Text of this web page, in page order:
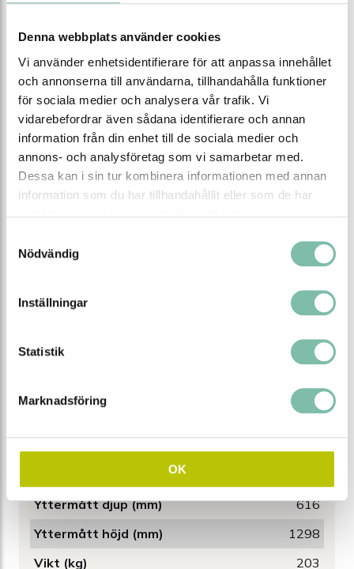
Denna webbplats använder cookies
Vi använder enhetsidentifierare för att anpassa innehållet
och annonserna till användarna, tillhandahålla funktioner
för sociala medier och analysera vår trafik. Vi
vidarebefordrar även sådana identifierare och annan
information från din enhet till de sociala medier och
annons- och analysföretag som vi samarbetar med.
Dessa kan i sin tur kombinera informationen med annan
information som du har tillhandahållit eller som de har
Nödvändig
Inställningar
Statistik
Marknadsföring
OK
motståndskraftig samt lättskött plastbeläggning. Skåpet
För obegränsad lagring av brandfarliga vätskor
Brandklass 90 minuter (EI 90 min. enligt SS EN 14470-
1)
Utrustat med 1 hyllplan och ett vätsketätt golvkar
med hålplåtslock
Speciellt framtaget för lagring av mindre behållare
Dörrar med cylinderlås samt automatisk
dörrstängning vid brand
Skåpet är förberett för teknisk ventilation
Material
Stålplåt
450
524
Yttermått bredd (mm)
Yttermått djup (mm)
616
Yttermått höjd (mm)
1298
Vikt (kg)
203